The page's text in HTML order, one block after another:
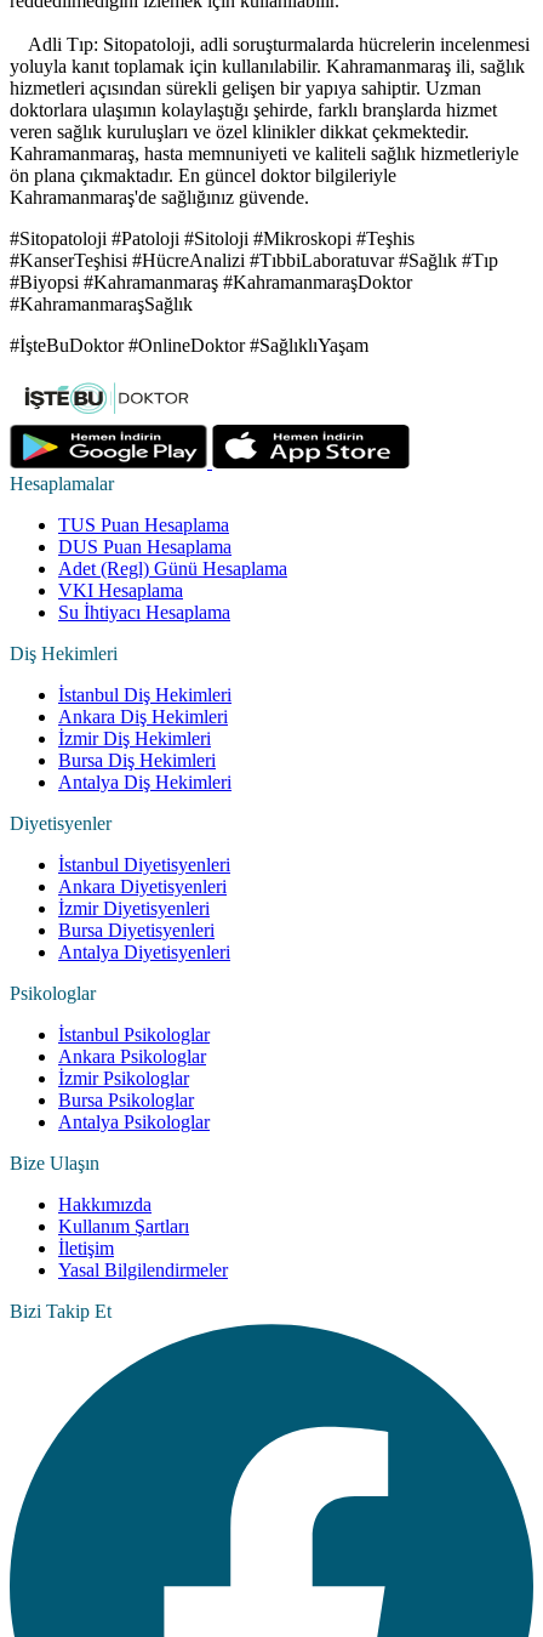
Adli Tıp: Sitopatoloji, adli soruşturmalarda hücrelerin incelenmesi
yoluyla kanıt toplamak için kullanılabilir. Kahramanmaraş ili, sağlık
hizmetleri açısından sürekli gelişen bir yapıya sahiptir. Uzman
doktorlara ulaşımın kolaylaştığı şehirde, farklı branşlarda hizmet
veren sağlık kuruluşları ve özel klinikler dikkat çekmektedir.
Kahramanmaraş, hasta memnuniyeti ve kaliteli sağlık hizmetleriyle
ön plana çıkmaktadır. En güncel doktor bilgileriyle
Kahramanmaraş'de sağlığınız güvende.
#Sitopatoloji #Patoloji #Sitoloji #Mikroskopi #Teşhis
#KanserTeşhisi #HücreAnalizi #TıbbiLaboratuvar #Sağlık #Tıp
#Biyopsi #Kahramanmaraş #KahramanmaraşDoktor
#KahramanmaraşSağlık
#İşteBuDoktor #OnlineDoktor #SağlıklıYaşam
Hesaplamalar
TUS Puan Hesaplama
DUS Puan Hesaplama
Adet (Regl) Günü Hesaplama
VKI Hesaplama
Su İhtiyacı Hesaplama
Diş Hekimleri
İstanbul Diş Hekimleri
Ankara Diş Hekimleri
İzmir Diş Hekimleri
Bursa Diş Hekimleri
Antalya Diş Hekimleri
Diyetisyenler
İstanbul Diyetisyenleri
Ankara Diyetisyenleri
İzmir Diyetisyenleri
Bursa Diyetisyenleri
Antalya Diyetisyenleri
Psikologlar
İstanbul Psikologlar
Ankara Psikologlar
İzmir Psikologlar
Bursa Psikologlar
Antalya Psikologlar
Bize Ulaşın
Hakkımızda
Kullanım Şartları
İletişim
Yasal Bilgilendirmeler
Bizi Takip Et